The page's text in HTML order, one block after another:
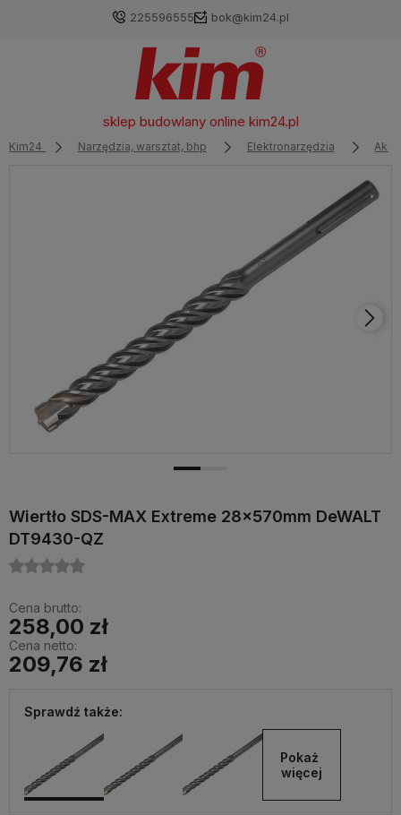
225596555 bok@kim24.pl
sklep budowlany online kim24.pl
Kim24 Narzędzia, warsztat, bhp Elektronarzędzia
Wiertło SDS-MAX Extreme 28x570mm DeWALT
DT9430-QZ
Cena brutto:
258,00 zł
Cena netto:
209,76 zł
Sprawdź także:
Pokaż
więcej